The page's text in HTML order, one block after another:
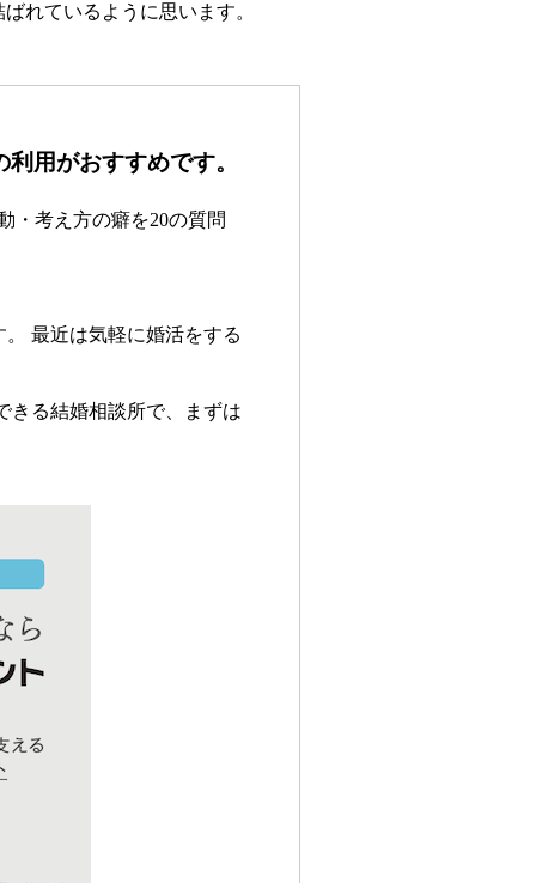
れているように思います。
用がおすすめです。
・考え方の癖を20の質問
最近は気軽に婚活をする
きる結婚相談所で、まずは